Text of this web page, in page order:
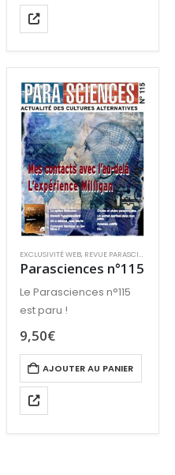
consacrée au sujet très
sensible des relations
entre le phénomène
Ovni et les implications…
VENTE AU NUMÉRO
EXCLUSIVITÉ WEB, REVUE PARASCIENCES
Parasciences n°115
Le Parasciences n°115
est paru !
9,50€
AJOUTER AU PANIER